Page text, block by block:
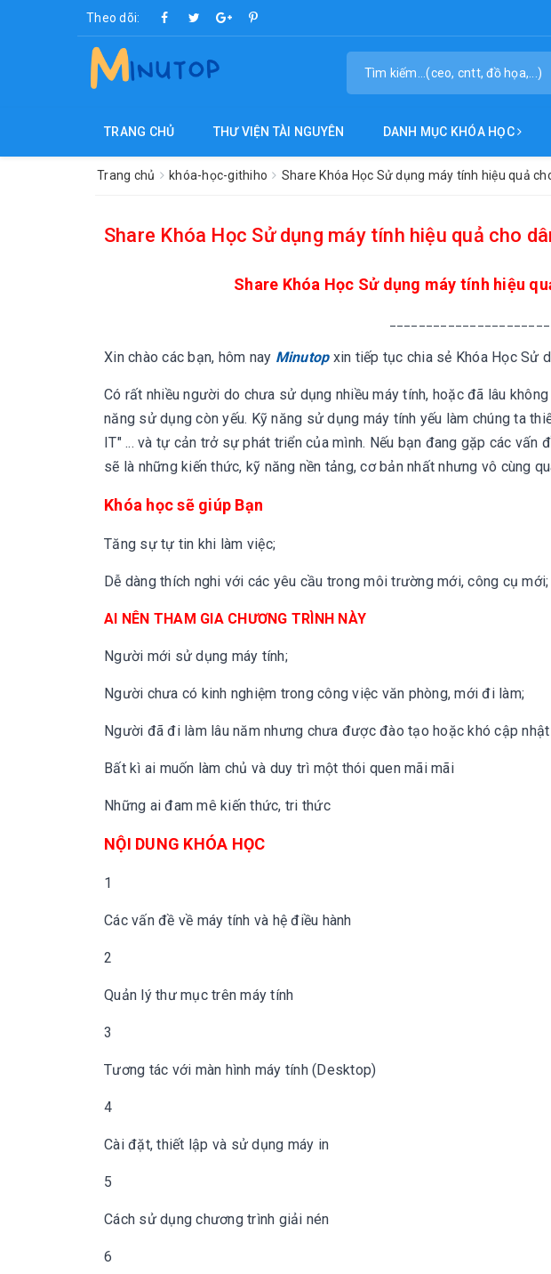
Theo dõi:
TRANG CHỦ THƯ VIỆN TÀI NGUYÊN DANH MỤC KHÓA HỌC
Trang chủ khóa-học-githiho Share Khóa Học Sử dụng máy tính hiệu quả
Share Khóa Học Sử dụng máy tính hiệu quả cho
Share Khóa Học Sử dụng máy tính hiệu
Xin chào các bạn, hôm nay Minutop xin tiếp tục chia sẻ Khóa Học Sử
Có rất nhiều người do chưa sử dụng nhiều máy tính, hoặc đã lâu
năng sử dụng còn yếu. Kỹ năng sử dụng máy tính yếu làm chúng ta
IT" ... và tự cản trở sự phát triển của mình. Nếu bạn đang gặp các vấn
sẽ là những kiến thức, kỹ năng nền tảng, cơ bản nhất nhưng vô cùng
Khóa học sẽ giúp Bạn
Tăng sự tự tin khi làm việc;
Dễ dàng thích nghi với các yêu cầu trong môi trường mới, công cụ mới;
AI NÊN THAM GIA CHƯƠNG TRÌNH NÀY
Người mới sử dụng máy tính;
Người chưa có kinh nghiệm trong công việc văn phòng, mới đi làm;
Người đã đi làm lâu năm nhưng chưa được đào tạo hoặc khó cập
Bất kì ai muốn làm chủ và duy trì một thói quen mãi mãi
Những ai đam mê kiến thức, tri thức
NỘI DUNG KHÓA HỌC
1
Các vấn đề về máy tính và hệ điều hành
2
Quản lý thư mục trên máy tính
3
Tương tác với màn hình máy tính (Desktop)
4
Cài đặt, thiết lập và sử dụng máy in
5
Cách sử dụng chương trình giải nén
6